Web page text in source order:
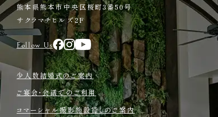
熊本県熊本市中央区桜町3番50号
サクラマチヒルズ2F
Follow Us
少人数結婚式のご案内
ご宴会・会議でのご利用
コマーシャル撮影施設貸しのご案内